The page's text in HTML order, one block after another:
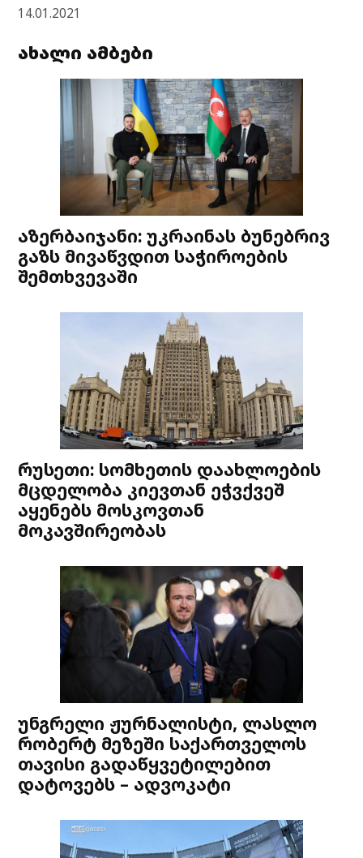
14.01.2021
ახალი ამბები
აზერბაიჯანი: უკრაინას ბუნებრივ
გაზს მივაწვდით საჭიროების
შემთხვევაში
რუსეთი: სომხეთის დაახლოების
მცდელობა კიევთან ეჭვქვეშ
აყენებს მოსკოვთან
მოკავშირეობას
უნგრელი ჟურნალისტი, ლასლო
რობერტ მეზეში საქართველოს
თავისი გადაწყვეტილებით
დატოვებს – ადვოკატი